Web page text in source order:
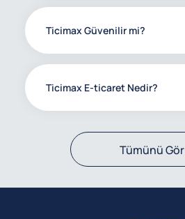
Ticimax Güvenilir mi?
Ticimax E-ticaret Nedir?
Tümünü Gör